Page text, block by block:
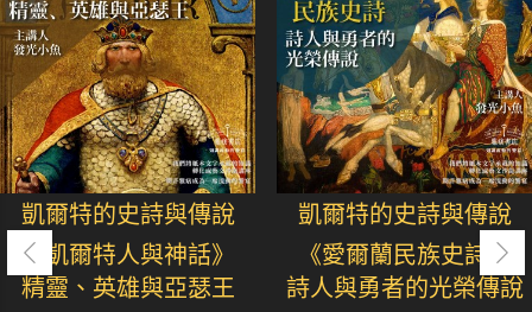
凱爾特的史詩與傳說
《凱爾特人與神話》
精靈、英雄與亞瑟王
凱爾特的史詩與傳說
《愛爾蘭民族史詩》
詩人與勇者的光榮傳說